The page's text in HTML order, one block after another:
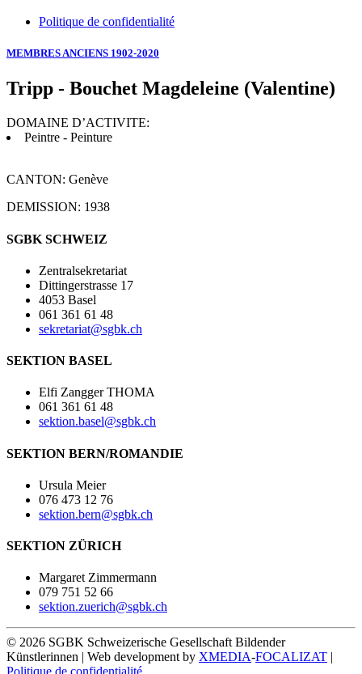
Politique de confidentialité
MEMBRES ANCIENS 1902-2020
Tripp - Bouchet Magdeleine (Valentine)
DOMAINE D’ACTIVITE:
Peintre - Peinture
CANTON: Genève
DEMISSION: 1938
SGBK SCHWEIZ
Zentralsekretariat
Dittingerstrasse 17
4053 Basel
061 361 61 48
sekretariat@sgbk.ch
SEKTION BASEL
Elfi Zangger THOMA
061 361 61 48
sektion.basel@sgbk.ch
SEKTION BERN/ROMANDIE
Ursula Meier
076 473 12 76
sektion.bern@sgbk.ch
SEKTION ZÜRICH
Margaret Zimmermann
079 751 52 66
sektion.zuerich@sgbk.ch
© 2026 SGBK Schweizerische Gesellschaft Bildender
Künstlerinnen | Web development by XMEDIA-FOCALIZAT |